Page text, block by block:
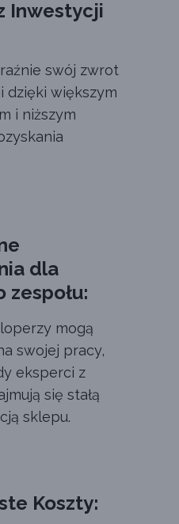
Inwestycji
swój zwrot
dzięki większym
i niższym
dla
zespołu:
mogą
swojej pracy,
eksperci z
się stałą
sklepu.
Koszty: